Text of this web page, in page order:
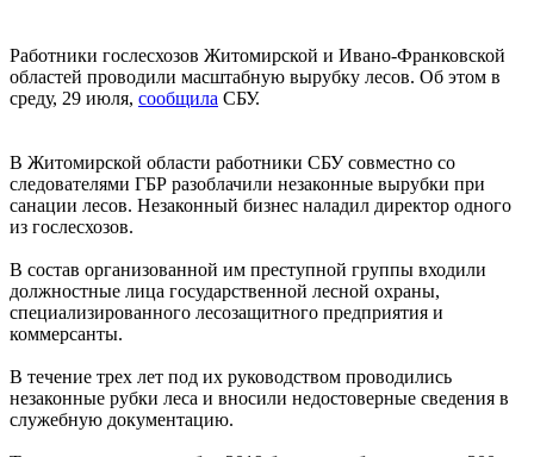
Работники гослесхозов Житомирской и Ивано-Франковской
областей проводили масштабную вырубку лесов. Об этом в
среду, 29 июля, сообщила СБУ.
В Житомирской области работники СБУ совместно со
следователями ГБР разоблачили незаконные вырубки при
санации лесов. Незаконный бизнес наладил директор одного
из гослесхозов.
В состав организованной им преступной группы входили
должностные лица государственной лесной охраны,
специализированного лесозащитного предприятия и
коммерсанты.
В течение трех лет под их руководством проводились
незаконные рубки леса и вносили недостоверные сведения в
служебную документацию.